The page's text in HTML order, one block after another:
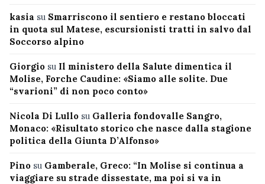
kasia su Smarriscono il sentiero e restano bloccati
in quota sul Matese, escursionisti tratti in salvo dal
Soccorso alpino
Giorgio su Il ministero della Salute dimentica il
Molise, Forche Caudine: «Siamo alle solite. Due
“svarioni” di non poco conto»
Nicola Di Lullo su Galleria fondovalle Sangro,
Monaco: «Risultato storico che nasce dalla stagione
politica della Giunta D’Alfonso»
Pino su Gamberale, Greco: “In Molise si continua a
viaggiare su strade dissestate, ma poi si va in